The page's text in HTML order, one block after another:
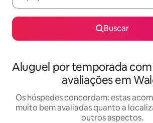
Buscar
Aluguel por temporada com
avaliações em
Os hóspedes concordam: estas
muito bem avaliadas quanto a
outros aspectos.